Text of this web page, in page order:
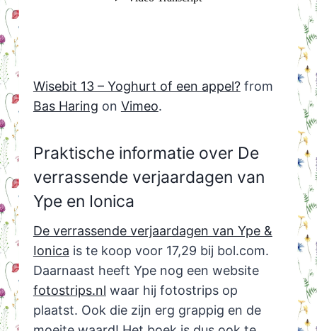
Wisebit 13 – Yoghurt of een appel?from
Bas Haring on Vimeo.
Praktische informatie over De
verrassende verjaardagen van
Ype en Ionica
De verrassende verjaardagen van Ype &
Ionica is te koop voor 17,29 bij bol.com.
Daarnaast heeft Ype nog een website
fotostrips.nl waar hij fotostrips op
plaatst. Ook die zijn erg grappig en de